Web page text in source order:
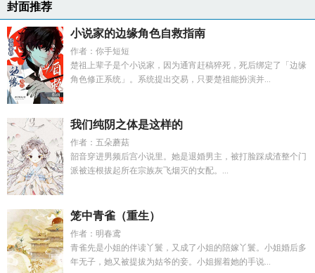
封面推荐
小说家的边缘角色自救指南
作者：你手短短
楚祖上辈子是个小说家，因为通宵赶稿猝死，死后绑定了「边缘
角色修正系统」。系统提出交易，只要楚祖能扮演并...
我们纯阴之体是这样的
作者：五朵蘑菇
韶音穿进男频后宫小说里。她是退婚男主，被打脸踩成渣整个门
派被连根拔起所在宗族灰飞烟灭的女配。...
笼中青雀（重生）
作者：明春鸢
青雀先是小姐的伴读丫鬟，又成了小姐的陪嫁丫鬟。小姐婚后多
年无子，她又被提拔为姑爷的妾。小姐握着她的手说...